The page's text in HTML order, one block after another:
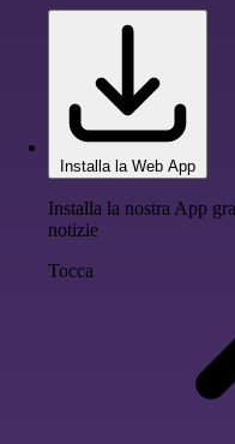
Installa la Web App
Installa la nostra App
notizie
Tocca